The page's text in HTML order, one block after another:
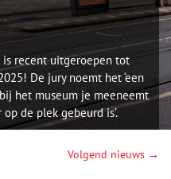
is recent uitgeroepen tot
De jury noemt het ‘een
het museum je meeneemt
de plek gebeurd is’.
Volgend nieuws →